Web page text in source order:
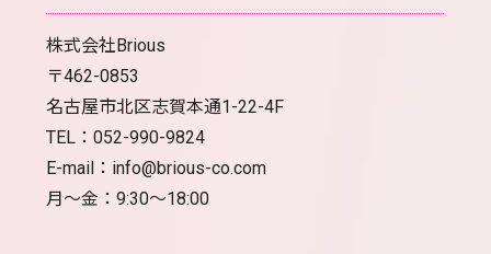
株式会社Brious
〒462-0853
名古屋市北区志賀本通1-22-4F
TEL：052-990-9824
E-mail：info@brious-co.com
月〜金：9:30〜18:00